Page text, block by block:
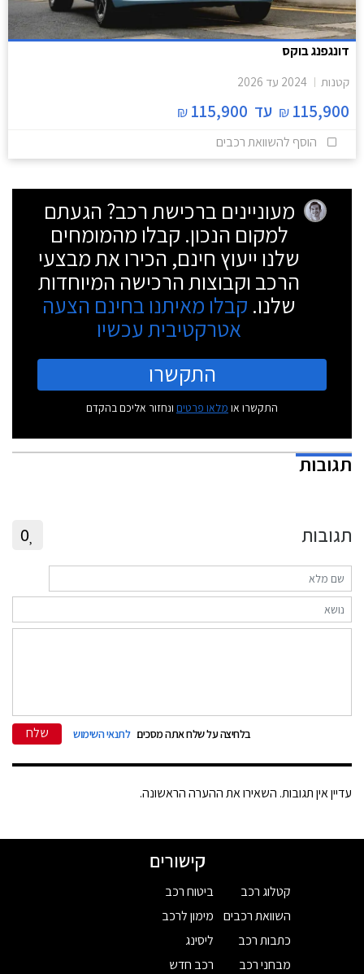
דונגפנג בוקס
קטנות 2024 עד 2026
115,900
₪ עד 115,900
₪
הוסף להשוואת רכבים
מעוניינים ברכישת רכב? הגעתם
למקום הנכון. קבלו מהמומחים
שלנו ייעוץ חינם, הכירו את מבצעי
הרכב וקבוצות הרכישה המיוחדות
שלנו. קבלו מאיתנו בחינם הצעה
אטרקטיבית עכשיו
התקשרו
התקשרו או מלאו פרטים ונחזור אליכם בהקדם
תגובות
תגובות 0
בלחיצה על שלח אתה מסכים לתנאי השימוש שלח
עדיין אין תגובות. השאירו את ההערה הראשונה.
קישורים
קטלוג רכב
השוואת רכבים
כתבות רכב
מבחני רכב
ביטוח רכב
מימון לרכב
ליסינג
רכב חדש